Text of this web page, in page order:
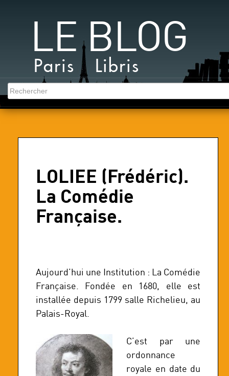
LE BLOG
Paris Libris
LOLIEE (Frédéric).
La Comédie
Française.
Aujourd’hui une Institution : La Comédie
Française. Fondée en 1680, elle est
installée depuis 1799 salle Richelieu, au
Palais-Royal.
C’est par une
ordonnance
royale en date du